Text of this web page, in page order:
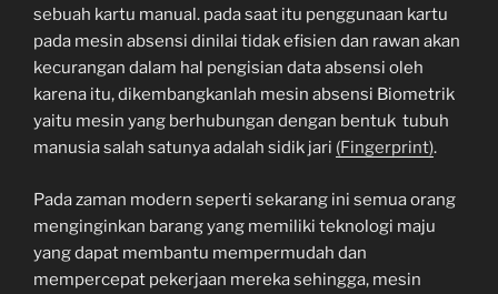
sebuah kartu manual. pada saat itu penggunaan kartu
pada mesin absensi dinilai tidak efisien dan rawan akan
kecurangan dalam hal pengisian data absensi oleh
karena itu, dikembangkanlah mesin absensi Biometrik
yaitu mesin yang berhubungan dengan bentuk tubuh
manusia salah satunya adalah sidik jari (Fingerprint).
Pada zaman modern seperti sekarang ini semua orang
menginginkan barang yang memiliki teknologi maju
yang dapat membantu mempermudah dan
mempercepat pekerjaan mereka sehingga, mesin